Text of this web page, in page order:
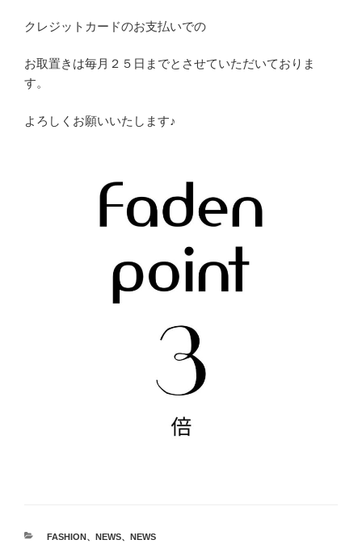
クレジットカードのお支払いでの
お取置きは毎月２５日までとさせていただいておりま
す。
よろしくお願いいたします♪
カ
FASHION、 NEWS、 NEWS